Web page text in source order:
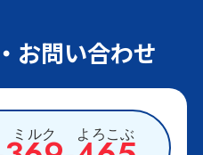
ラス
緑茶
お問い合わせ